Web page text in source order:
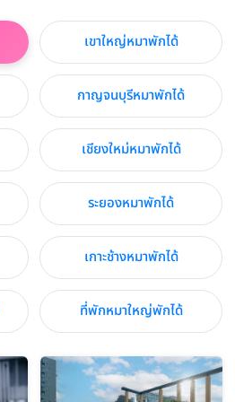
เขาใหญ่หมาพักได้
กาญจนบุรีหมาพักได้
เชียงใหม่หมาพักได้
ระยองหมาพักได้
เกาะช้างหมาพักได้
ที่พักหมาใหญ่พักได้